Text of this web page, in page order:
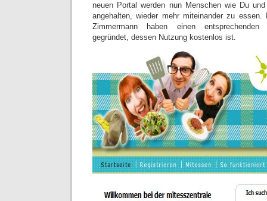
neuen Portal werden nun Menschen wie Du
angehalten, wieder mehr miteinander zu
Zimmermann haben einen
gegründet, dessen Nutzung kostenlos ist.